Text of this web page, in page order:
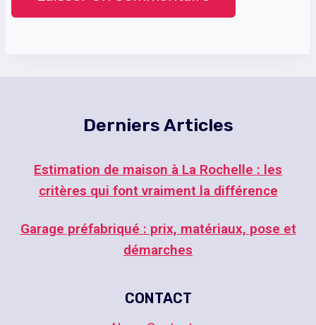
Derniers Articles
Estimation de maison à La Rochelle : les
critères qui font vraiment la différence
Garage préfabriqué : prix, matériaux, pose et
démarches
CONTACT